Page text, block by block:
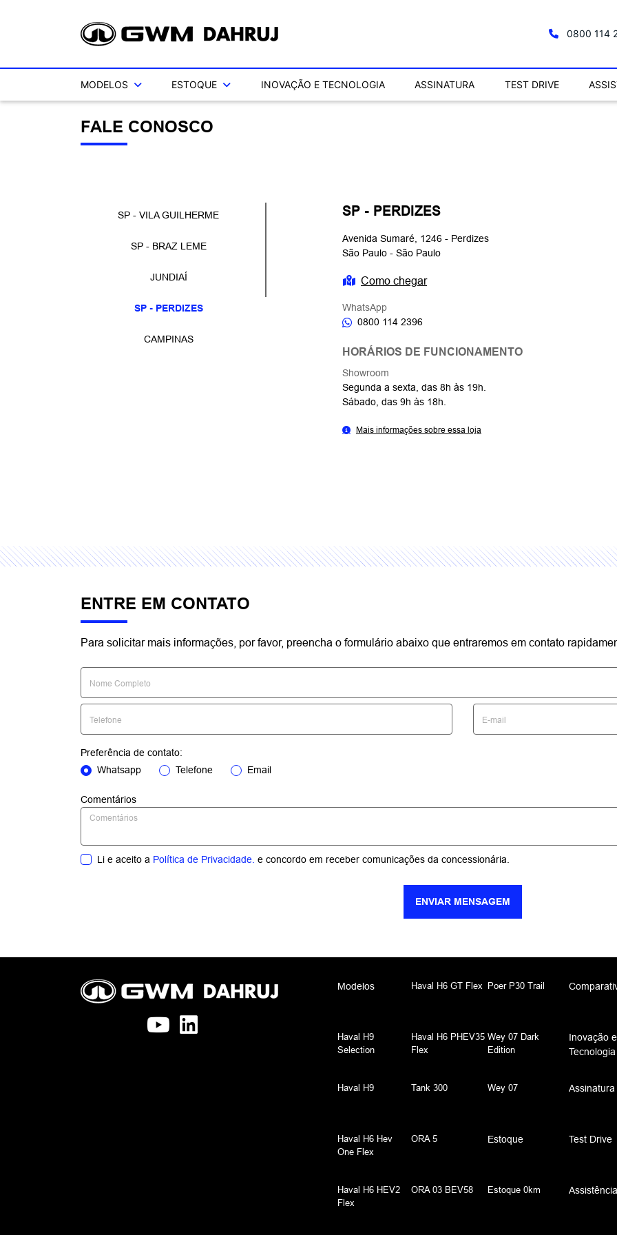
0800 114
MODELOS ESTOQUE INOVAÇÃO E TECNOLOGIA ASSINATURA TEST DRIVE
FALE CONOSCO
SP - VILA GUILHERME
SP - BRAZ LEME
JUNDIAÍ
SP - PERDIZES
CAMPINAS
SP - PERDIZES
Avenida Sumaré, 1246 - Perdizes
São Paulo - São Paulo
Como chegar
WhatsApp
0800 114 2396
HORÁRIOS DE FUNCIONAMENTO
Showroom
Segunda a sexta, das 8h às 19h.
Sábado, das 9h às 18h.
Mais informações sobre essa loja
ENTRE EM CONTATO
Para solicitar mais informações, por favor, preencha o formulário abaixo que entraremos em contato
Preferência de contato:
Whatsapp
Telefone Email
Comentários
Li e aceito a Política de Privacidade. e concordo em receber comunicações da concessionária.
ENVIAR MENSAGEM
Modelos
Haval H9
Selection
Haval H9
Haval H6 Hev
One Flex
Haval H6 HEV2
Flex
Haval H6 GT Flex
Haval H6 PHEV35
Flex
Tank 300
ORA 5
ORA 03 BEV58
Poer P30 Trail
Wey 07 Dark
Edition
Wey 07
Estoque
Estoque 0km
Inovação e
Tecnologia
Assinatura
Test Drive